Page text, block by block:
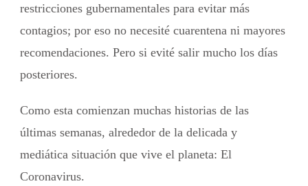
restricciones gubernamentales para evitar más
contagios; por eso no necesité cuarentena ni mayores
recomendaciones. Pero si evité salir mucho los días
posteriores.
Como esta comienzan muchas historias de las
últimas semanas, alrededor de la delicada y
mediática situación que vive el planeta: El
Coronavirus.